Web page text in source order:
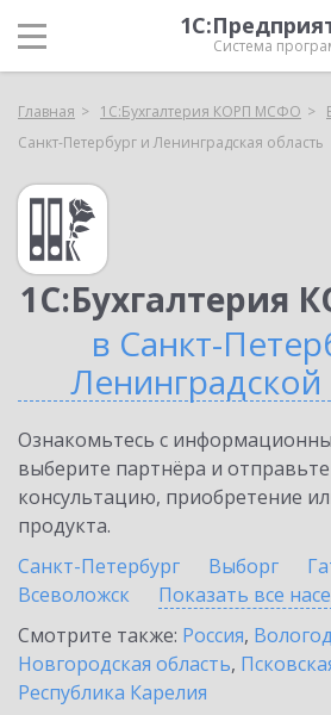
Система
Главная 1С:Бухгалтерия КОРП МСФО
Санкт-Петербург и Ленинградская область
1С:Бухгалтерия
в Санкт-
Ленинградской
Ознакомьтесь с
выберите партнёра и отправьте
консультацию, приобретение
продукта.
Санкт-Петербург
Выборг
Всеволожск
Показать все
Смотрите также: Россия,
Новгородская область,
Республика Карелия